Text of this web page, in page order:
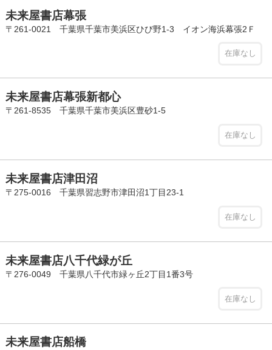
未来屋書店幕張
〒261-0021 千葉県千葉市美浜区ひび野1-3 イオン海浜幕張2Ｆ
在庫なし
未来屋書店幕張新都心
〒261-8535 千葉県千葉市美浜区豊砂1-5
在庫なし
未来屋書店津田沼
〒275-0016 千葉県習志野市津田沼1丁目23-1
在庫なし
未来屋書店八千代緑が丘
〒276-0049 千葉県八千代市緑ヶ丘2丁目1番3号
在庫なし
未来屋書店船橋